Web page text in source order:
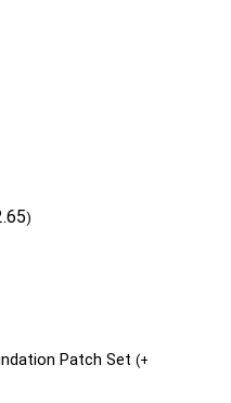
)
Patch Set(+